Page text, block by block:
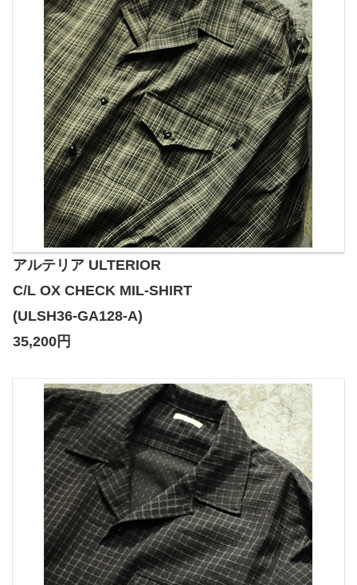
アルテリア ULTERIOR
C/L OX CHECK MIL-SHIRT
(ULSH36-GA128-A)
35,200円